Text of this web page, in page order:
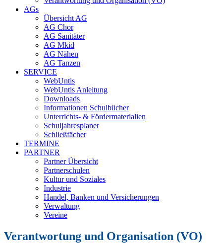
AGs
Übersicht AG
AG Chor
AG Sanitäter
AG Mkid
AG Nähen
AG Tanzen
SERVICE
WebUntis
WebUntis Anleitung
Downloads
Informationen Schulbücher
Unterrichts- & Fördermaterialien
Schuljahresplaner
Schließfächer
TERMINE
PARTNER
Partner Übersicht
Partnerschulen
Kultur und Soziales
Industrie
Handel, Banken und Versicherungen
Verwaltung
Vereine
Verantwortung und Organisation (VO)